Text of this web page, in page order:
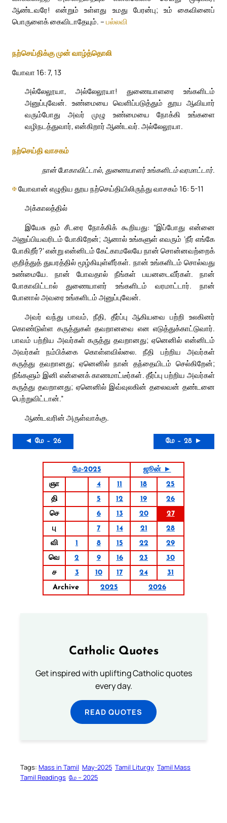
ஆண்டவரே! என்றும் உள்ளது உமது பேரன்பு; உம் கைவினைப்
பொருளைக் கைவிடாதேயும். – பல்லவி
நற்செய்திக்கு முன் வாழ்த்தொலி
யோவா 16: 7, 13
அல்லேலூயா, அல்லேலூயா! துணையாளரை உங்களிடம்
அனுப்புவேன். உண்மையை வெளிப்படுத்தும் தூய ஆவியார்
வரும்போது அவர் முழு உண்மையை நோக்கி உங்களை
வழிநடத்துவார், என்கிறார் ஆண்டவர். அல்லேலூயா.
நற்செய்தி வாசகம்
நான் போகாவிட்டால், துணையாளர் உங்களிடம் வரமாட்டார்.
✠யோவான் எழுதிய தூய நற்செய்தியிலிருந்து வாசகம் 16: 5-11
அக்காலத்தில்
இயேசு தம் சீடரை நோக்கிக் கூறியது: “இப்போது என்னை
அனுப்பியவரிடம் போகிறேன்; ஆனால் உங்களுள் எவரும் ‘நீர் எங்கே
போகிறீர்?’ என்று என்னிடம் கேட்காமலேயே நான் சொன்னவற்றைக்
குறித்துத் துயரத்தில் மூழ்கியுள்ளீர்கள். நான் உங்களிடம் சொல்வது
உண்மையே. நான் போவதால் நீங்கள் பயனடைவீர்கள். நான்
போகாவிட்டால் துணையாளர் உங்களிடம் வரமாட்டார். நான்
போனால் அவரை உங்களிடம் அனுப்புவேன்.
அவர் வந்து பாவம், நீதி, தீர்ப்பு ஆகியவை பற்றி உலகினர்
கொண்டுள்ள கருத்துகள் தவறானவை என எடுத்துக்காட்டுவார்.
பாவம் பற்றிய அவர்கள் கருத்து தவறானது; ஏனெனில் என்னிடம்
அவர்கள் நம்பிக்கை கொள்ளவில்லை. நீதி பற்றிய அவர்கள்
கருத்து தவறானது; ஏனெனில் நான் தந்தையிடம் செல்கிறேன்;
நீங்களும் இனி என்னைக் காணமாட்டீர்கள். தீர்ப்பு பற்றிய அவர்கள்
கருத்து தவறானது; ஏனெனில் இவ்வுலகின் தலைவன் தண்டனை
பெற்றுவிட்டான்.”
ஆண்டவரின் அருள்வாக்கு.
◄ மே – 26 மே – 28 ►
மே-2025
ஜூன் ►
ஞா
4 11 18
25
தி
5 12 19
26
செ
6 13 20
27
பு
7 14 21
28
வி
1 8 15 22
29
வெ
2 9 16 23
30
ச
3 10 17 24
31
Archive
2025 2026
Catholic Quotes
Get inspired with uplifting Catholic quotes
every day.
READ QUOTES
Tags: Mass in Tamil May-2025 Tamil Liturgy Tamil Mass
Tamil Readings மே – 2025